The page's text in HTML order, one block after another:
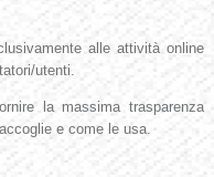
alle attività online
utenti.
la massima trasparenza
e come le usa.